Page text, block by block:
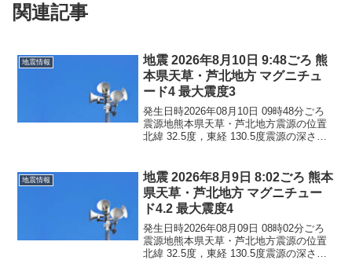
関連記事
地震情報
地震 2026年8月10日 9:48ごろ 熊
本県天草・芦北地方 マグニチュ
ード4 最大震度3
発生日時2026年08月10日 09時48分ごろ
震源地熊本県天草・芦北地方震源の位置
北緯 32.5度，東経 130.5度震源の深さ約
はありません。震度3熊本県...
地震情報
地震 2026年8月9日 8:02ごろ 熊本
県天草・芦北地方 マグニチュー
ド4.2 最大震度4
発生日時2026年08月09日 08時02分ごろ
震源地熊本県天草・芦北地方震源の位置
北緯 32.5度，東経 130.5度震源の深さ約